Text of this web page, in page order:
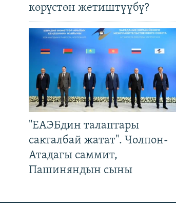
көрүстөн жетиштүүбү?
"ЕАЭБдин талаптары
сакталбай жатат". Чолпон-
Атадагы саммит,
Пашиняндын сыны